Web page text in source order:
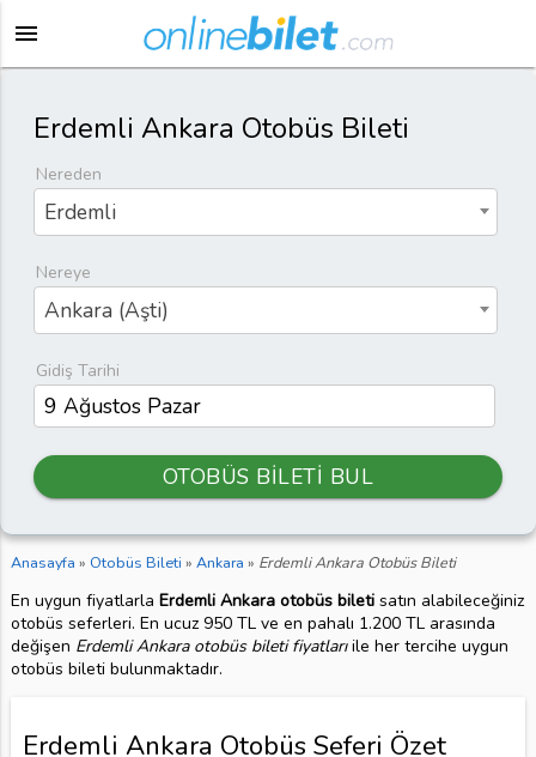
menu
Erdemli Ankara Otobüs Bileti
Nereden
Erdemli
Nereye
Ankara (Aşti)
Gidiş Tarihi
OTOBÜS BİLETİ BUL
Anasayfa » Otobüs Bileti » Ankara » Erdemli Ankara Otobüs Bileti
En uygun fiyatlarla Erdemli Ankara otobüs biletisatın alabileceğiniz
otobüs seferleri. En ucuz 950 TL ve en pahalı 1.200 TL arasında
değişen Erdemli Ankara otobüs bileti fiyatlarıile her tercihe uygun
otobüs bileti bulunmaktadır.
Erdemli Ankara Otobüs Seferi Özet